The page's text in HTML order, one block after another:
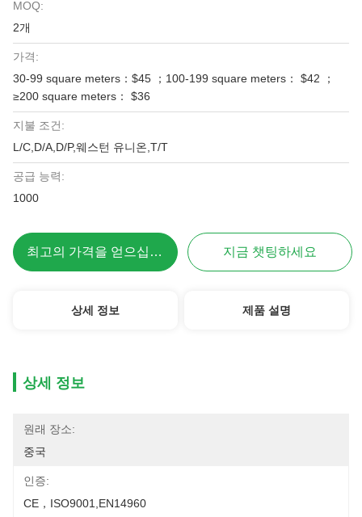
MOQ:
2개
가격:
30-99 square meters：$45 ；100-199 square meters： $42 ；
≥200 square meters： $36
지불 조건:
L/C,D/A,D/P,웨스턴 유니온,T/T
공급 능력:
1000
최고의 가격을 얻으십시오 지금 챗팅하세요
상세 정보 제품 설명
상세 정보
원래 장소:
중국
인증:
CE，ISO9001,EN14960